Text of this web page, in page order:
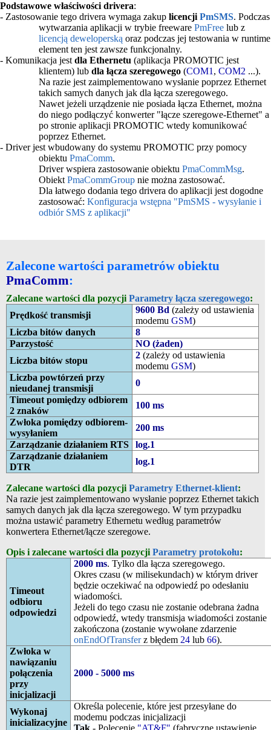
Podstawowe właściwości drivera:
- Zastosowanie tego drivera wymaga zakup licencji PmSMS. Podczas
wytwarzania aplikacji w trybie freeware PmFree lub z
licencją deweloperską oraz podczas jej testowania w runtime
element ten jest zawsze funkcjonalny.
- Komunikacja jest dla Ethernetu (aplikacja PROMOTIC jest
klientem) lub dla łącza szeregowego (COM1 , COM2 ...).
Na razie jest zaimplementowano wysłanie poprzez Ethernet
takich samych danych jak dla łącza szeregowego.
Nawet jeżeli urządzenie nie posiada łącza Ethernet, można
do niego podłączyć konwerter "łącze szeregowe-Ethernet" a
po stronie aplikacji PROMOTIC wtedy komunikować
poprzez Ethernet.
- Driver jest wbudowany do systemu PROMOTIC przy pomocy
obiektu PmaComm.
Driver wspiera zastosowanie obiektu PmaCommMsg.
Obiekt PmaCommGroup nie można zastosować.
Dla łatwego dodania tego drivera do aplikacji jest dogodne
zastosować: Konfiguracja wstępna "PmSMS - wysyłanie i
odbiór SMS z aplikacji"
Zalecone wartości parametrów obiektu
PmaComm:
Zalecane wartości dla pozycji Parametry łącza szeregowego:
Prędkość transmisji
9600 Bd (zależy od ustawienia
modemu GSM)
Liczba bitów danych
8
Parzystość
NO (żaden)
Liczba bitów stopu
2(zależy od ustawienia
modemu GSM)
Liczba powtórzeń przy
nieudanej transmisji
0
Timeout pomiędzy odbiorem
2 znaków
100 ms
Zwłoka pomiędzy odbiorem-
wysyłaniem
200 ms
Zarządzanie działaniem RTS
log.1
Zarządzanie działaniem
DTR
log.1
Zalecane wartości dla pozycji Parametry Ethernet-klient:
Na razie jest zaimplementowano wysłanie poprzez Ethernet takich
samych danych jak dla łącza szeregowego. W tym przypadku
można ustawić parametry Ethernetu według parametrów
konwertera Ethernet/łącze szeregowe.
Opis i zalecane wartości dla pozycji Parametry protokołu:
Timeout
odbioru
odpowiedzi
2000 ms. Tylko dla łącza szeregowego.
Okres czasu (w milisekundach) w którym driver
będzie oczekiwać na odpowiedź po odesłaniu
wiadomości.
Jeżeli do tego czasu nie zostanie odebrana żadna
odpowiedź, wtedy transmisja wiadomości zostanie
zakończona (zostanie wywołane zdarzenie
onEndOfTransferz błędem 24lub 66).
Zwłoka w
nawiązaniu
połączenia
przy
inicjalizacji
2000 - 5000 ms
Wykonaj
inicializacyjne
Określa polecenie, które jest przesyłane do
modemu podczas inicjalizacji